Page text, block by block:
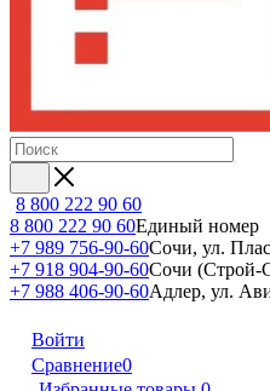
8 800 222 90 60
8 800 222 90 60Единый номер
+7 989 756-90-60Сочи, ул.
+7 918 904-90-60Сочи (Строй-
+7 988 406-90-60Адлер, ул.
Войти
Сравнение0